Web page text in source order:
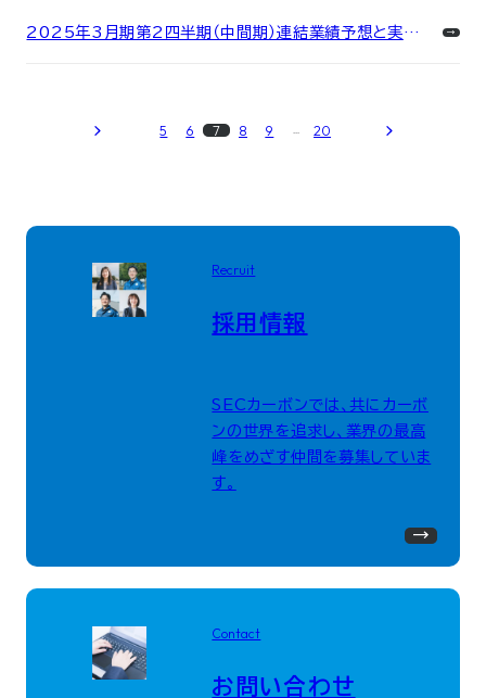
2025年3月期第2四半期（中間期）連結業績予想と実績
5 6 7 8 9 20
Recruit
採用情報
SECカーボンでは、共にカーボ
ンの世界を追求し、業界の最高
峰をめざす仲間を募集していま
す。
Contact
お問い合わせ